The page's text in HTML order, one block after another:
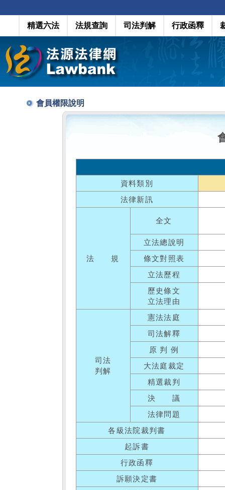
精選六法 法規查詢 司法判解 行政函釋
會員權限說明
資料類別
法律新訊
法 規
全文
立法總說明
條文對照表
立法歷程
歷史條文
立法理由
司法
判解
憲法法庭
司法解釋
原 判 例
大法庭裁定
精選裁判
決 議
法律問題
各級法院裁判書
起訴書
行政函釋
訴願決定書